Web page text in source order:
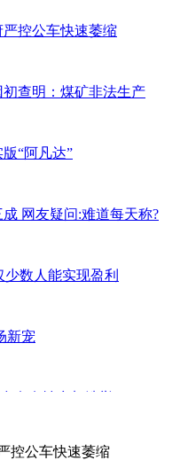
控公车快速萎缩
查明：煤矿非法生产
“阿凡达”
网友疑问:难道每天称?
数人能实现盈利
新宠
名女性参加选举
因受结婚潮刺激
公车快速萎缩